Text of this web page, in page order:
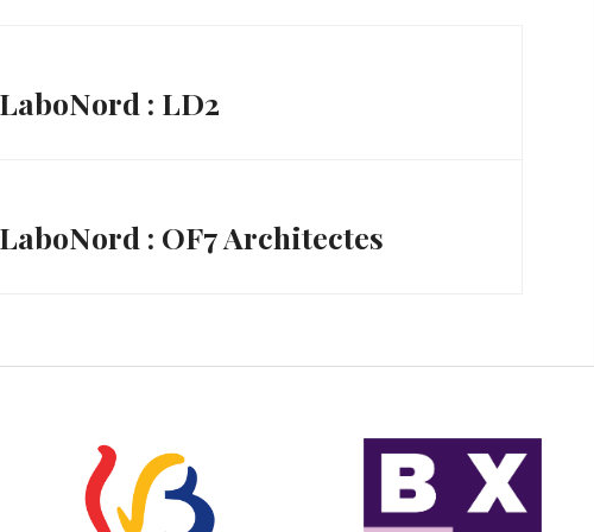
: LD2
: OF7 Architectes